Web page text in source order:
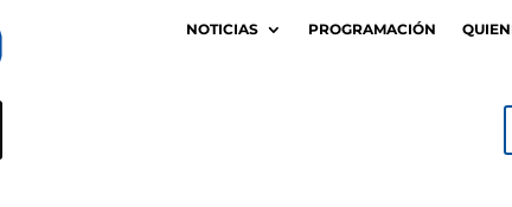
NOTICIAS PROGRAMACIÓN